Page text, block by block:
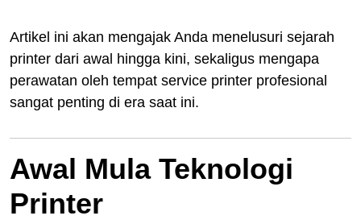
Artikel ini akan mengajak Anda menelusuri sejarah
printer dari awal hingga kini, sekaligus mengapa
perawatan oleh tempat service printer profesional
sangat penting di era saat ini.
Awal Mula Teknologi
Printer